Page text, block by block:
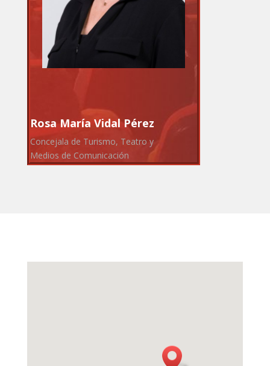
Rosa María Vidal Pérez
Concejala de Turismo, Teatro y
Medios de Comunicación